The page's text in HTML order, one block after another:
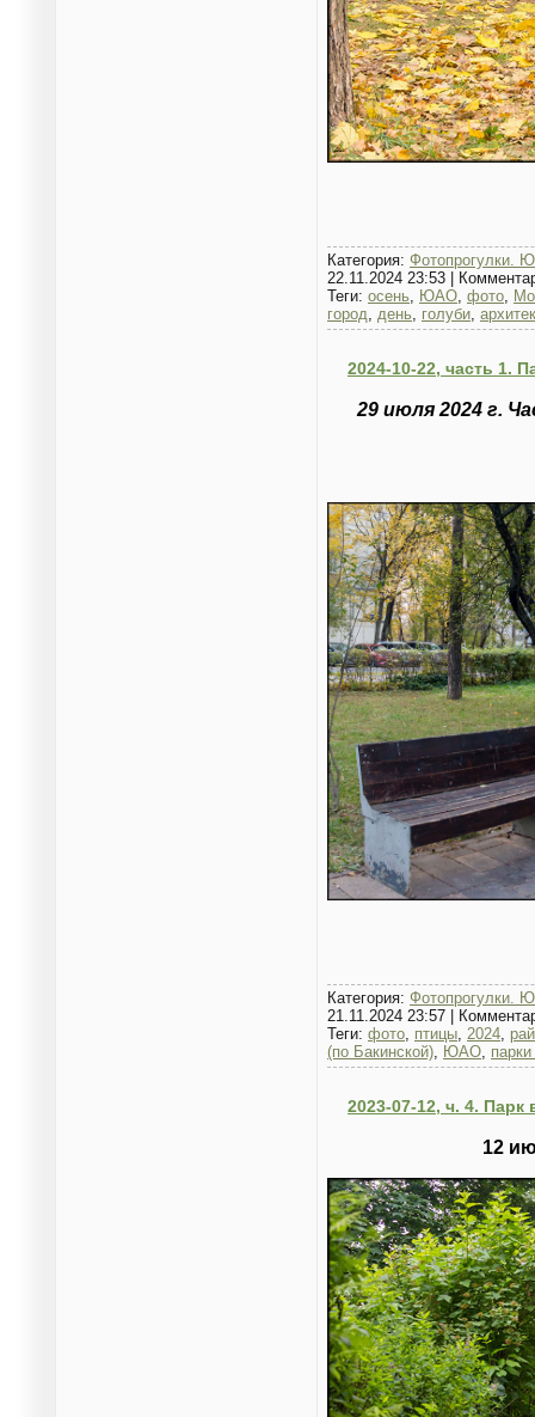
Категория: Фотопрогулки.
22.11.2024 23:53
Теги: осень, ЮАО, фото,
город, день, голуби,
2024-10-22, часть 1.
29 июля 2024 г.
Категория: Фотопрогулки.
21.11.2024 23:57
Теги: фото, птицы, 2024,
(по Бакинской), ЮАО,
2023-07-12, ч. 4.
12